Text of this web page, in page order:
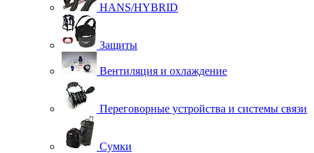
HANS/HYBRID
Защиты
Вентиляция и охлаждение
Переговорные устройства и системы связи
Сумки